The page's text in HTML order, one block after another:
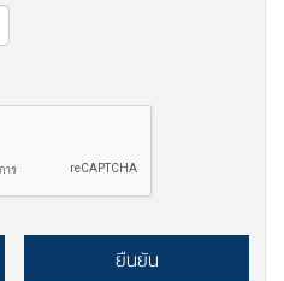
ยืนยัน